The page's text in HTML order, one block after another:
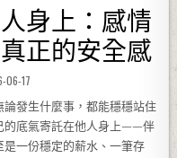
身上：感情
正的安全感
DATE:
06-17
發生什麼事，都能穩穩站住
的底氣寄託在他人身上——伴
一份穩定的薪水、一筆存